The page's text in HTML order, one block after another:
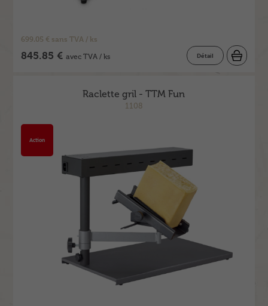
699.05 € sans TVA / ks
845.85 €avec TVA / ks Détail
Raclette gril - TTM Fun
1108
Action